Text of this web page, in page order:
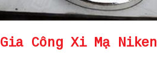
Gia Công Xi Mạ Niken